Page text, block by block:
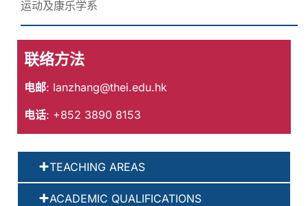
运动及康乐学系
联络方法
电邮: lanzhang@thei.edu.hk
电话: +852 3890 8153
TEACHING AREAS
ACADEMIC QUALIFICATIONS